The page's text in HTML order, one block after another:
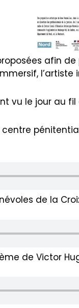
afin
vu le jour au
de la
de Victor